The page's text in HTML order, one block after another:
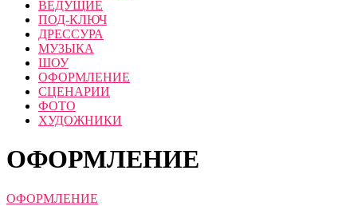
ВЕДУЩИЕ
ПОД-КЛЮЧ
ДРЕССУРА
МУЗЫКА
ШОУ
ОФОРМЛЕНИЕ
СЦЕНАРИИ
ФОТО
ХУДОЖНИКИ
ОФОРМЛЕНИЕ
ОФОРМЛЕНИЕ